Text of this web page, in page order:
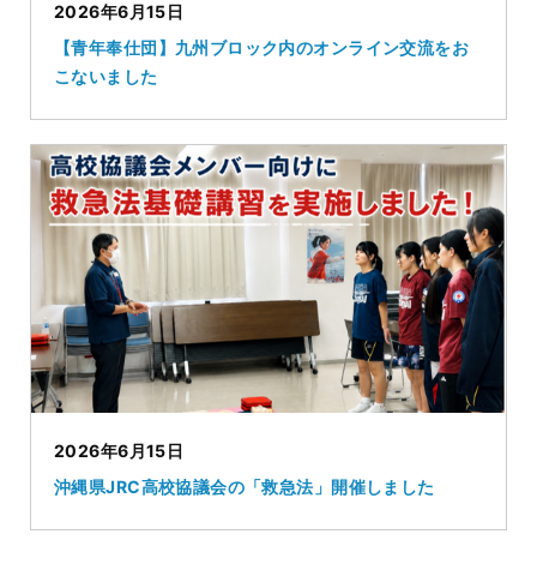
2026年6月15日
【青年奉仕団】九州ブロック内のオンライン交流をお
こないました
2026年6月15日
沖縄県JRC高校協議会の「救急法」開催しました